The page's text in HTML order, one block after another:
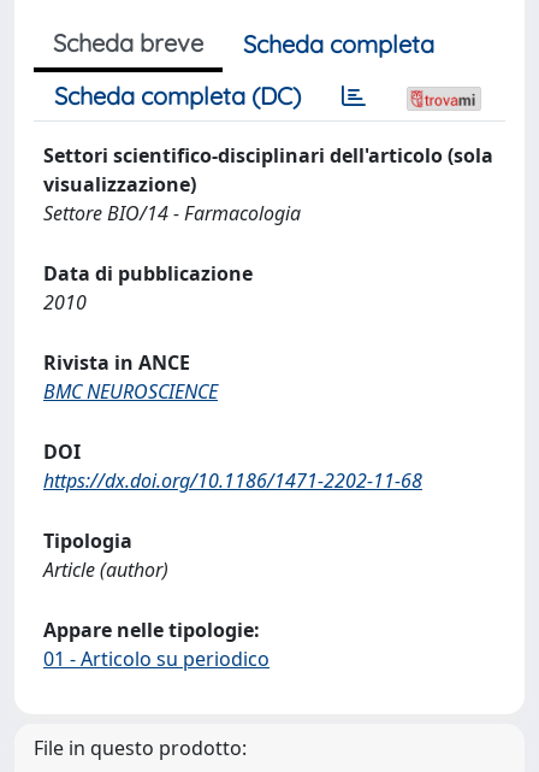
Scheda breve
Scheda completa
Scheda completa (DC)
Settori scientifico-disciplinari dell'articolo (sola
visualizzazione)
Settore BIO/14 - Farmacologia
Data di pubblicazione
2010
Rivista in ANCE
BMC NEUROSCIENCE
DOI
https://dx.doi.org/10.1186/1471-2202-11-68
Tipologia
Article (author)
Appare nelle tipologie:
01 - Articolo su periodico
File in questo prodotto: